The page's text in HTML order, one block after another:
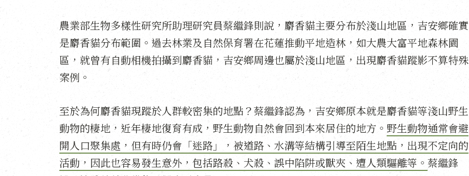
農業部生物多樣性研究所助理研究員蔡繼鋒則說，麝香貓主要分布於淺山地區，吉安鄉確實
是麝香貓分布範圍。過去林業及自然保育署在花蓮推動平地造林，如大農大富平地森林園
區，就曾有自動相機拍攝到麝香貓，吉安鄉周邊也屬於淺山地區，出現麝香貓蹤影不算特殊
案例。
至於為何麝香貓現蹤於人群較密集的地點？蔡繼鋒認為，吉安鄉原本就是麝香貓等淺山野生
動物的棲地，近年棲地復育有成，野生動物自然會回到本來居住的地方。 野生動物通常會避
開人口聚集處，但有時仍會「迷路」，被道路、水溝等結構引導至陌生地點，出現不定向的
活動，因此也容易發生意外，包括路殺、犬殺、誤中陷阱或獸夾、遭人類驅離等。 蔡繼鋒